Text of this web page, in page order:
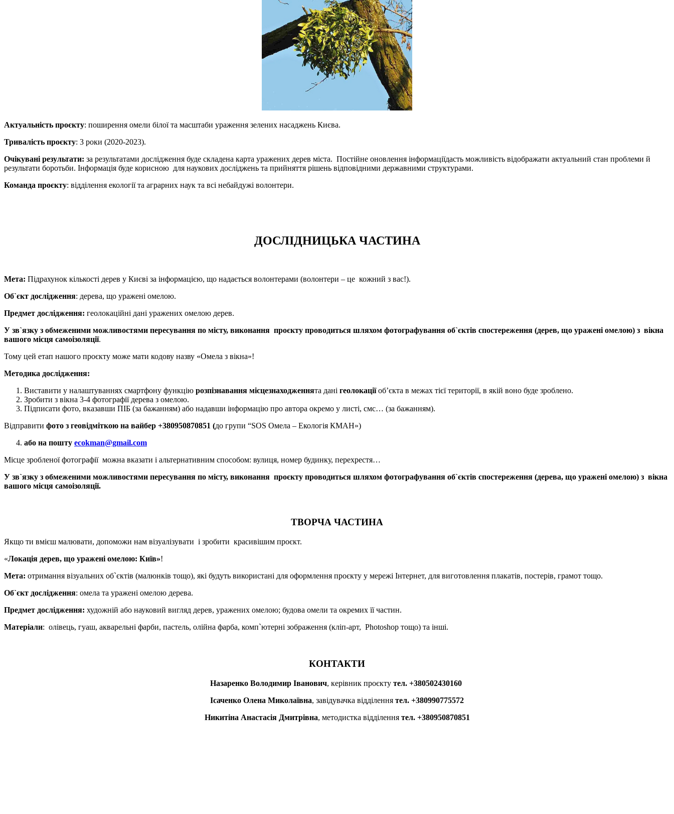
Актуальність проєкту: поширення омели білої та масштаби ураження зелених насаджень Києва.
Тривалість проєкту: 3 роки (2020-2023).
Очікувані результати: за результатами дослідження буде складена карта уражених дерев міста. Постійне оновлення інформаціїдасть можливість відображати актуальний стан проблеми й
результати боротьби. Інформація буде корисною для наукових досліджень та прийняття рішень відповідними державними структурами.
Команда проєкту: відділення екології та аграрних наук та всі небайдужі волонтери.
ДОСЛІДНИЦЬКА ЧАСТИНА
Мета: Підрахунок кількості дерев у Києві за інформацією, що надається волонтерами (волонтери – це кожний з вас!).
Об`єкт дослідження: дерева, що уражені омелою.
Предмет дослідження: геолокаційні дані уражених омелою дерев.
У зв`язку з обмеженими можливостями пересування по місту, виконання проєкту проводиться шляхом фотографування об`єктів спостереження (дерев, що уражені омелою) з вікна
вашого місця самоізоляції.
Тому цей етап нашого проєкту може мати кодову назву «Омела з вікна»!
Методика дослідження:
Виставити у налаштуваннях смартфону функцію розпізнавання місцезнаходженнята дані геолокаціїоб’єкта в межах тієї території, в якій воно буде зроблено.
Зробити з вікна 3-4 фотографії дерева з омелою.
Підписати фото, вказавши ПІБ (за бажанням) або надавши інформацію про автора окремо у листі, смс… (за бажанням).
Відправити фото з геовідміткою на вайбер +380950870851 (до групи “SOS Омела – Екологія КМАН»)
або на пошту ecokman@gmail.com
Місце зробленої фотографії можна вказати і альтернативним способом: вулиця, номер будинку, перехрестя…
У зв`язку з обмеженими можливостями пересування по місту, виконання проєкту проводиться шляхом фотографування об`єктів спостереження (дерева, що уражені омелою) з вікна
вашого місця самоізоляції.
ТВОРЧА ЧАСТИНА
Якщо ти вмієш малювати, допоможи нам візуалізувати і зробити красивішим проєкт.
«Локація дерев, що уражені омелою: Київ»!
Мета: отримання візуальних об`єктів (малюнків тощо), які будуть використані для оформлення проєкту у мережі Інтернет, для виготовлення плакатів, постерів, грамот тощо.
Об`єкт дослідження: омела та уражені омелою дерева.
Предмет дослідження: художній або науковий вигляд дерев, уражених омелою; будова омели та окремих її частин.
Матеріали: олівець, гуаш, акварельні фарби, пастель, олійна фарба, комп`ютерні зображення (кліп-арт, Photoshop тощо) та інші.
КОНТАКТИ
Назаренко Володимир Іванович, керівник проєкту тел. +380502430160
Ісаченко Олена Миколаївна, завідувачка відділення тел. +380990775572
Никитіна Анастасія Дмитрівна, методистка відділеннятел. +380950870851